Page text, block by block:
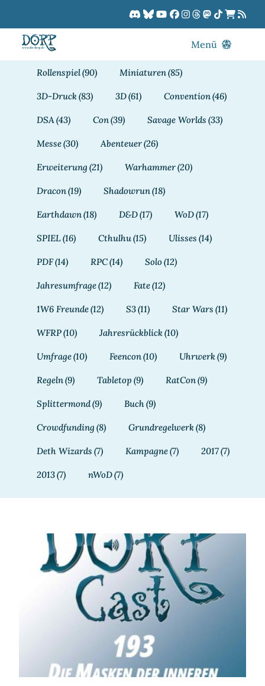
springen
Menü
Rollenspiel(90) Miniaturen(85)
3D-Druck(83) 3D(61) Convention(46)
DSA (43) Con(39) Savage Worlds (33)
Messe(30) Abenteuer(26)
Erweiterung (21) Warhammer(20)
Dracon(19) Shadowrun(18)
Earthdawn(18) D&D(17) WoD(17)
SPIEL(16) Cthulhu(15) Ulisses (14)
PDF(14) RPC(14) Solo(12)
Jahresumfrage(12) Fate(12)
1W6 Freunde(12) S3(11) Star Wars (11)
WFRP(10) Jahresrückblick(10)
Umfrage(10) Feencon(10) Uhrwerk(9)
Regeln(9) Tabletop (9) RatCon(9)
Splittermond(9) Buch(9)
Crowdfunding (8) Grundregelwerk(8)
Deth Wizards (7) Kampagne(7) 2017(7)
2013(7) nWoD(7)
DORPCast 193: Die Masken
der inneren Königsmacher-
Gezeichneten